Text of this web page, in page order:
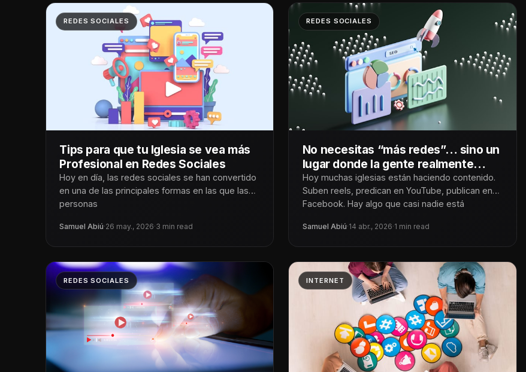
REDES SOCIALES
Tips para que tu Iglesia se vea más
Profesional en Redes Sociales
Hoy en día, las redes sociales se han convertido
en una de las principales formas en las que las
personas
Samuel Abiú·26 may., 2026·3 min read
REDES SOCIALES
No necesitas “más redes”… sino un
lugar donde la gente realmente
llegue
Hoy muchas iglesias están haciendo contenido.
Suben reels, predican en YouTube, publican en
Facebook. Hay algo que casi nadie está
Samuel Abiú·14 abr., 2026·1 min read
REDES SOCIALES INTERNET